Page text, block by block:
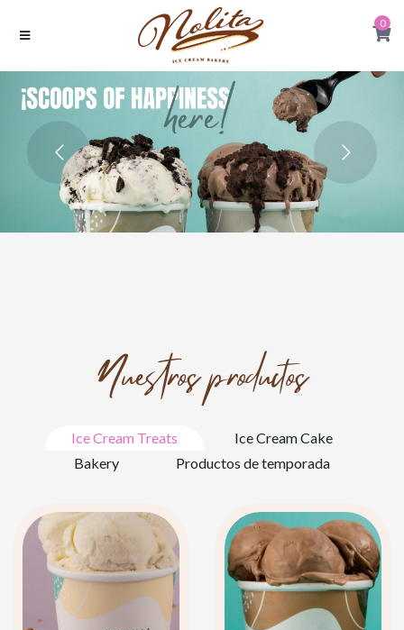
0
Nuestros productos
Ice Cream Treats
Ice Cream Cake
Bakery
Productos de temporada